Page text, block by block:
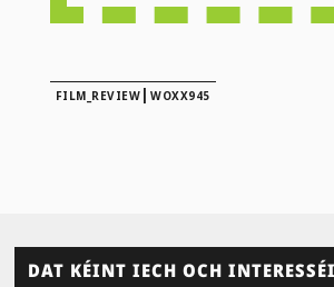
FILM_REVIEW |WOXX945
DAT KÉINT IECH OCH